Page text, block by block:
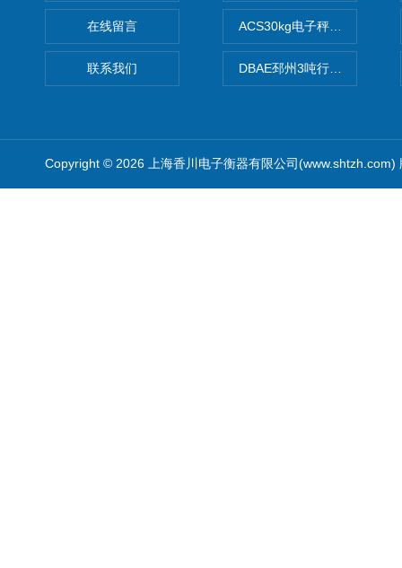
在线留言
联系我们
ACS30kg电子秤价格,30公
DBAE邳州3吨行车电子吊秤
Copyright © 2026 上海香川电子衡器有限公司(www.shtzh.com)